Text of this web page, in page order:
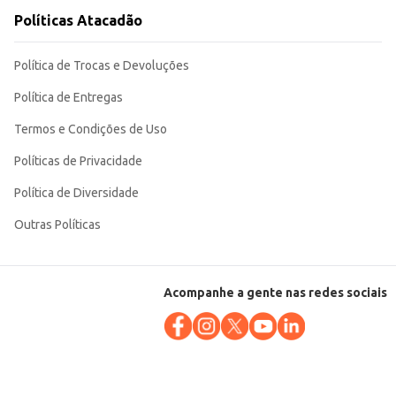
Políticas Atacadão
Política de Trocas e Devoluções
Política de Entregas
Termos e Condições de Uso
Políticas de Privacidade
Política de Diversidade
Outras Políticas
Acompanhe a gente nas redes sociais